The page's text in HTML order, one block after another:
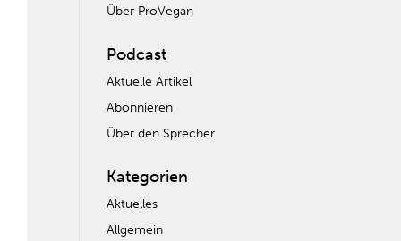
Über ProVegan
Podcast
Aktuelle Artikel
Abonnieren
Über den Sprecher
Kategorien
Aktuelles
Allgemein